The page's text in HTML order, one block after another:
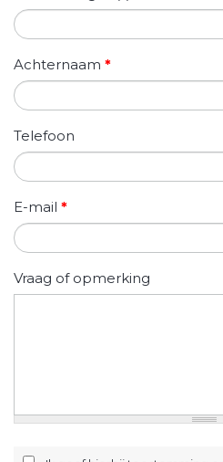
Achternaam *
Telefoon
E-mail *
Vraag of opmerking